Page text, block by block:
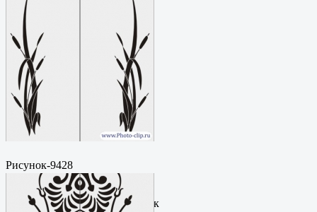
Рисунок-9428
Пескоструйный
рисунокФормат: cdrЦена: 200
руб.Метки: векторный рисунок